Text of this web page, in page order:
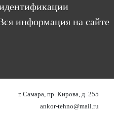
информация на сайте
г. Самара, пр. Кирова, д. 255
ankor-tehno@mail.ru